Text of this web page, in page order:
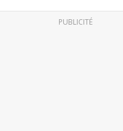
PUBLICITÉ